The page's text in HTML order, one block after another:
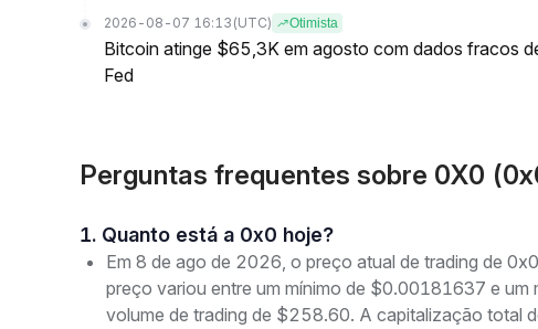
2026-08-07 16:13 (UTC) Otimista
Bitcoin atinge $65,3K em agosto com dados fracos
Fed
Perguntas frequentes sobre 0X0
1. Quanto está a 0x0 hoje?
Em 8 de ago de 2026, o preço atual de trading de
preço variou entre um mínimo de $0.00181637 e
volume de trading de $258.60. A capitalização total